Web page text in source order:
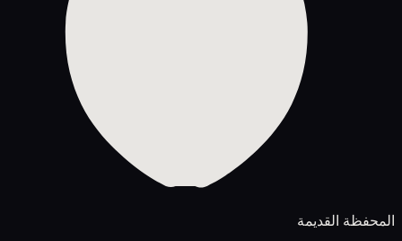
المحفظة القديمة